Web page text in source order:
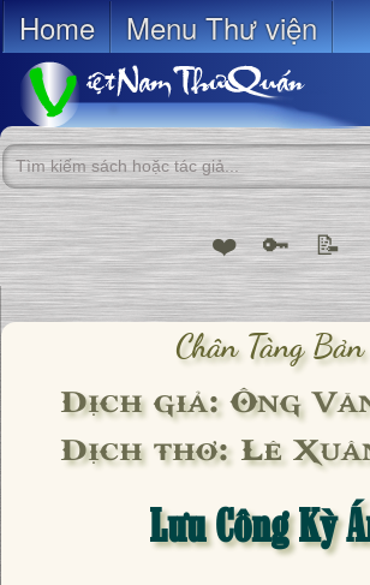
Home Menu Thư viện
❤️ 🔑 📝
Chân Tàng Bản
Dịch giả: Ông
Dịch thơ: Lê
Lưu Công Kỳ